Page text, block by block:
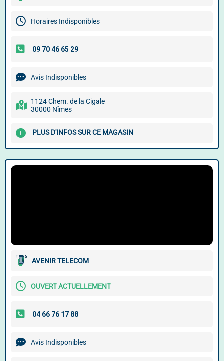
Horaires Indisponibles
Avis Indisponibles
1124 Chem. de la Cigale
30000 Nîmes
PLUS D'INFOS SUR CE MAGASIN
AVENIR TELECOM
OUVERT ACTUELLEMENT
Avis Indisponibles